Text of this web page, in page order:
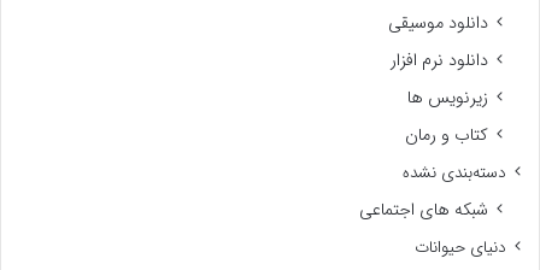
دانلود موسیقی
دانلود نرم افزار
زیرنویس ها
کتاب و رمان
دسته‌بندی نشده
شبکه های اجتماعی
دنیای حیوانات